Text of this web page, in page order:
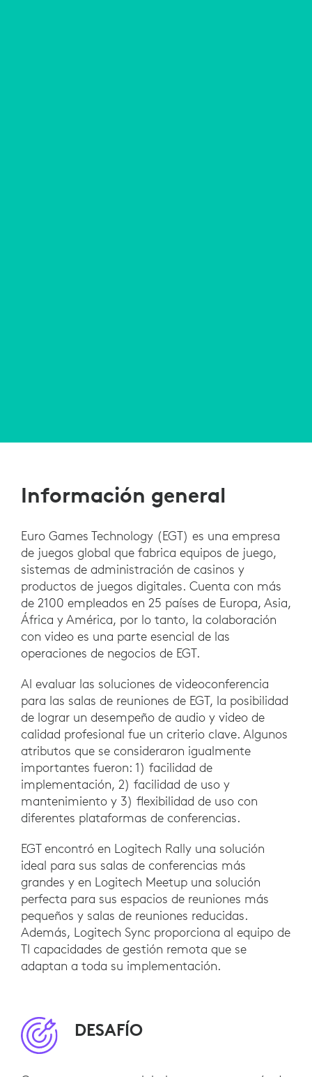
Información general
Euro Games Technology (EGT) es una empresa
de juegos global que fabrica equipos de juego,
sistemas de administración de casinos y
productos de juegos digitales. Cuenta con más
de 2100 empleados en 25 países de Europa, Asia,
África y América, por lo tanto, la colaboración
con video es una parte esencial de las
operaciones de negocios de EGT.
Al evaluar las soluciones de videoconferencia
para las salas de reuniones de EGT, la posibilidad
de lograr un desempeño de audio y video de
calidad profesional fue un criterio clave. Algunos
atributos que se consideraron igualmente
importantes fueron: 1) facilidad de
implementación, 2) facilidad de uso y
mantenimiento y 3) flexibilidad de uso con
diferentes plataformas de conferencias.
EGT encontró en Logitech Rally una solución
ideal para sus salas de conferencias más
grandes y en Logitech Meetup una solución
perfecta para sus espacios de reuniones más
pequeños y salas de reuniones reducidas.
Además, Logitech Sync proporciona al equipo de
TI capacidades de gestión remota que se
adaptan a toda su implementación.
DESAFÍO